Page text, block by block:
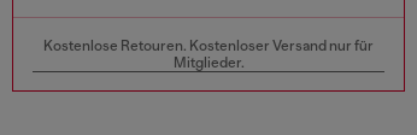
Kostenlose Retouren. Kostenloser Versand nur für
Mitglieder.